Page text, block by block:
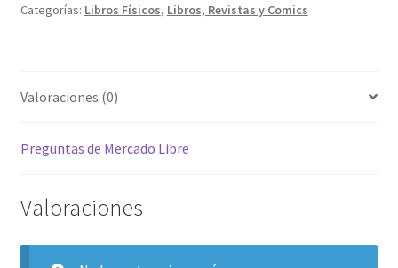
Categorías: Libros Físicos, Libros, Revistas y Comics
Valoraciones (0)
Preguntas de Mercado Libre
Valoraciones